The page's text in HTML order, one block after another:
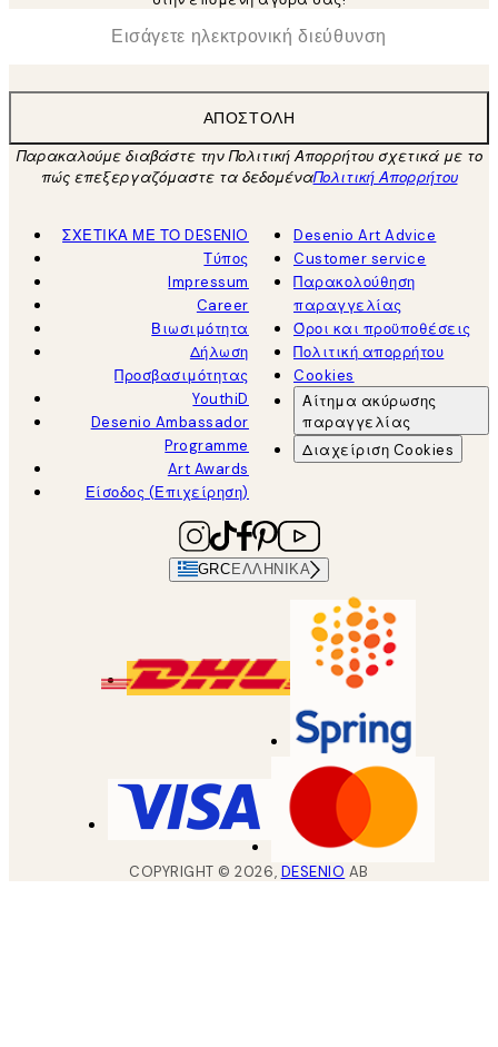
Ηλεκτρονική Διεύθυνση
ΑΠΟΣΤΟΛΉ
Παρακαλούμε διαβάστε την Πολιτική Απορρήτου σχετικά με το
πώς επεξεργαζόμαστε τα δεδομέναΠολιτική Απορρήτου
ΣΧΕΤΙΚΑ ΜΕ ΤΟ DESENIO
Τύπος
Impressum
Career
Βιωσιμότητα
Δήλωση
Προσβασιμότητας
YouthiD
Desenio Ambassador
Programme
Art Awards
Είσοδος (Επιχείρηση)
Desenio Art Advice
Customer service
Παρακολούθηση
παραγγελίας
Όροι και προϋποθέσεις
Πολιτική απορρήτου
Cookies
Αίτημα ακύρωσης
παραγγελίας
Διαχείριση Cookies
GRC ΕΛΛΗΝΙΚΆ
COPYRIGHT ©2026, DESENIO AB